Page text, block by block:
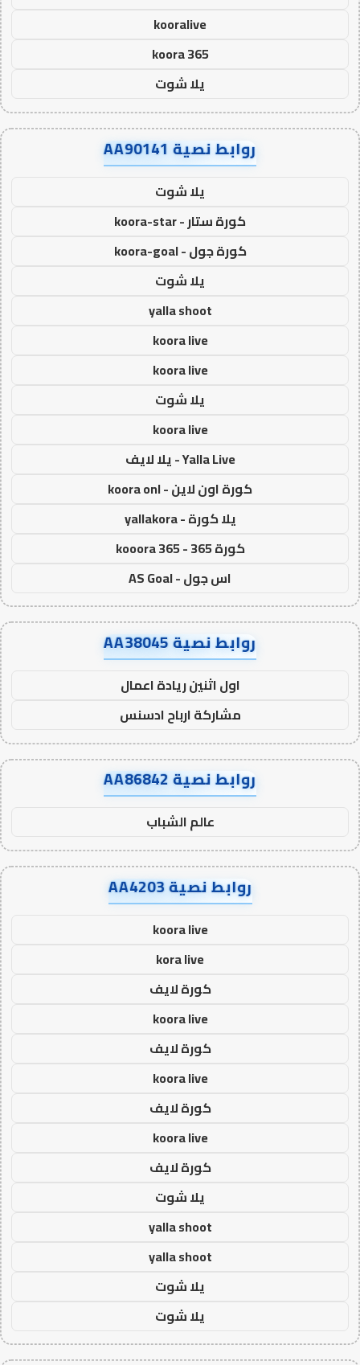
kooralive
koora 365
يلا شوت
روابط نصية AA90141
يلا شوت
كورة ستار - koora-star
كورة جول - koora-goal
يلا شوت
yalla shoot
koora live
koora live
يلا شوت
koora live
Yalla Live - يلا لايف
كورة اون لاين - koora onl
يلا كورة - yallakora
كورة 365 - kooora 365
اس جول - AS Goal
روابط نصية AA38045
اول اثنين ريادة اعمال
مشاركة ارباح ادسنس
روابط نصية AA86842
عالم الشباب
روابط نصية AA4203
koora live
kora live
كورة لايف
koora live
كورة لايف
koora live
كورة لايف
koora live
كورة لايف
يلا شوت
yalla shoot
yalla shoot
يلا شوت
يلا شوت